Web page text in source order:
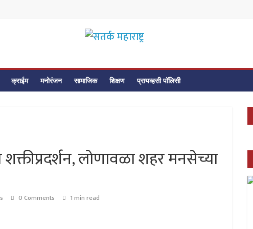
सतर्क
महाराष्ट्र
क्राईम मनोरंजन सामाजिक शिक्षण प्रायव्हसी पॉलिसी
लोणावळा शहर मनसेच्या
0 Comments 1 min read